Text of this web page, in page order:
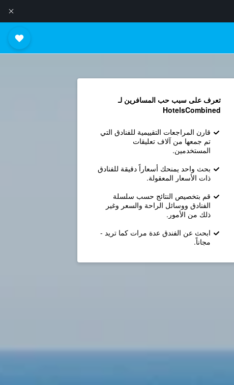
تعرف على سبب حب المسافرين لـ
HotelsCombined
قارن المراجعات التقييمية للفنادق التي
تم جمعها من آلاف تعليقات
المستخدمين.
بحث واحد يمنحك أسعاراً دقيقة للفنادق
ذات الأسعار المعقولة.
قم بتخصيص النتائج حسب سلسلة
الفنادق ووسائل الراحة والسعر وغير
ذلك من الأمور.
ابحث عن الفندق عدة مرات كما تريد -
مجاناً.